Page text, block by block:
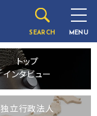
SEARCH MENU
トップ
インタビュー
独立行政法人